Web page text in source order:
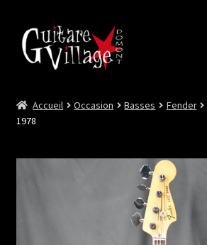
Accueil Occasion Basses Fender
1978